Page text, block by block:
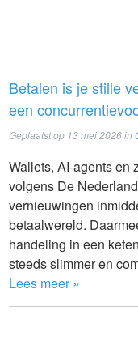
Betalen is je stille
een
Geplaatst op 13 mei 2026in
Wallets, AI-agents en
volgens De
vernieuwingen
betaalwereld.
handeling in een
steeds slimmer en
Lees meer »